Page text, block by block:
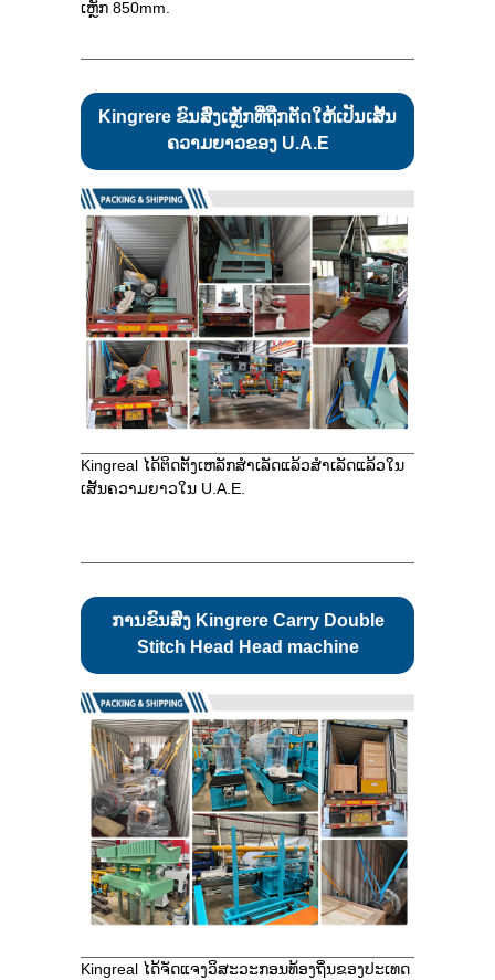
ເຫຼັກ 850mm.
Kingrere ຂົນສົ່ງເຫຼັກທີ່ຖືກຕັດໃຫ້ເປັນເສັ້ນ
ຄວາມຍາວຂອງ U.A.E
Kingreal ໄດ້ຕິດຕັ້ງເຫລັກສໍາເລັດແລ້ວສໍາເລັດແລ້ວໃນ
ເສັ້ນຄວາມຍາວໃນ U.A.E.
ການຂົນສົ່ງ Kingrere Carry Double
Stitch Head Head machine
Kingreal ໄດ້ຈັດແຈງວິສະວະກອນທ້ອງຖິ່ນຂອງປະເທດ